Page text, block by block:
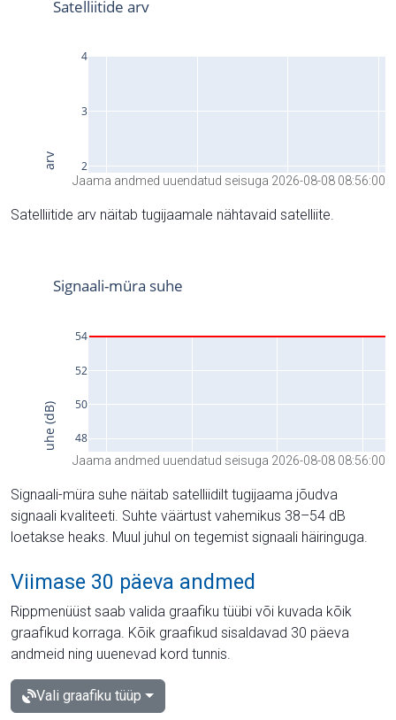
Jaama andmed uuendatud seisuga 2026-08-08 08:56:00
Satelliitide arv näitab tugijaamale nähtavaid satelliite.
Jaama andmed uuendatud seisuga 2026-08-08 08:56:00
Signaali-müra suhe näitab satelliidilt tugijaama jõudva
signaali kvaliteeti. Suhte väärtust vahemikus 38–54 dB
loetakse heaks. Muul juhul on tegemist signaali häiringuga.
Viimase 30 päeva andmed
Rippmenüüst saab valida graafiku tüübi või kuvada kõik
graafikud korraga. Kõik graafikud sisaldavad 30 päeva
andmeid ning uuenevad kord tunnis.
Vali graafiku tüüp